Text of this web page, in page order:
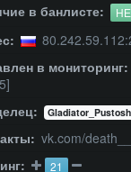
в банлисте:
в мониторинг:
vk.com/
21